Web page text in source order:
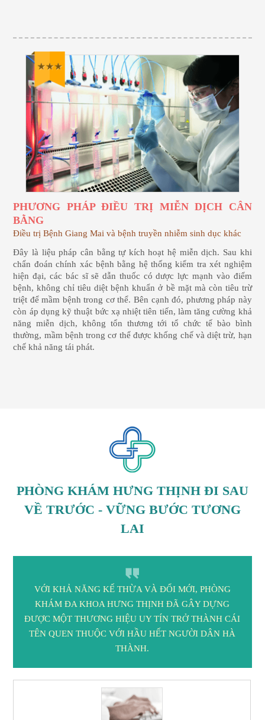
PHƯƠNG PHÁP ĐIỀU TRỊ MIỄN DỊCH CÂN
BẰNG
Điều trị Bệnh Giang Mai và bệnh truyền nhiễm sinh dục khác
Đây là liệu pháp cân bằng tự kích hoạt hệ miễn dịch. Sau khi
chẩn đoán chính xác bệnh bằng hệ thống kiểm tra xét nghiệm
hiện đại, các bác sĩ sẽ dẫn thuốc có dược lực mạnh vào điểm
bệnh, không chỉ tiêu diệt bệnh khuẩn ở bề mặt mà còn tiêu trừ
triệt để mầm bệnh trong cơ thể. Bên cạnh đó, phương pháp này
còn áp dụng kỹ thuật bức xạ nhiệt tiên tiến, làm tăng cường khả
năng miễn dịch, không tổn thương tới tổ chức tế bào bình
thường, mầm bệnh trong cơ thể được khống chế và diệt trừ, hạn
chế khả năng tái phát.
PHÒNG KHÁM HƯNG THỊNH ĐI SAU
VỀ TRƯỚC - VỮNG BƯỚC TƯƠNG
LAI
VỚI KHẢ NĂNG KẾ THỪA VÀ ĐỔI MỚI, PHÒNG
KHÁM ĐA KHOA HƯNG THỊNH ĐÃ GÂY DỰNG
ĐƯỢC MỘT THƯƠNG HIỆU UY TÍN TRỞ THÀNH CÁI
TÊN QUEN THUỘC VỚI HẦU HẾT NGƯỜI DÂN HÀ
THÀNH.